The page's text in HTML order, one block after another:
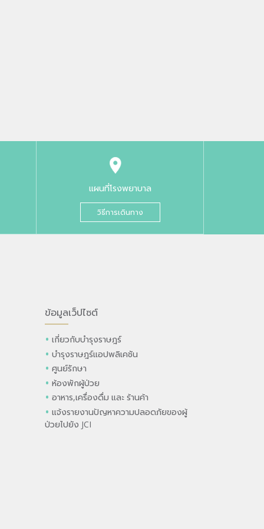
แผนที่โรงพยาบาล
วิธีการเดินทาง
ข้อมูลเว็ปไซต์
เกี่ยวกับบำรุงราษฎร์
บำรุงราษฎร์แอปพลิเคชัน
ศูนย์รักษา
ห้องพักผู้ป่วย
อาหาร,เครื่องดื่ม และ ร้านค้า
แจ้งรายงานปัญหาความปลอดภัยของผู้
ป่วยไปยัง JCI